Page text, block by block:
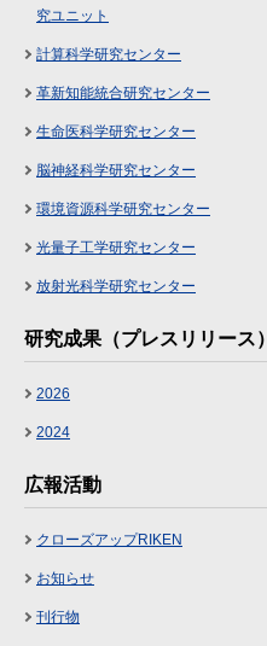
究ユニット
計算科学研究センター
革新知能統合研究センター
生命医科学研究センター
脳神経科学研究センター
環境資源科学研究センター
光量子工学研究センター
放射光科学研究センター
研究成果（プレスリリース）
2026
2024
広報活動
クローズアップRIKEN
お知らせ
刊行物